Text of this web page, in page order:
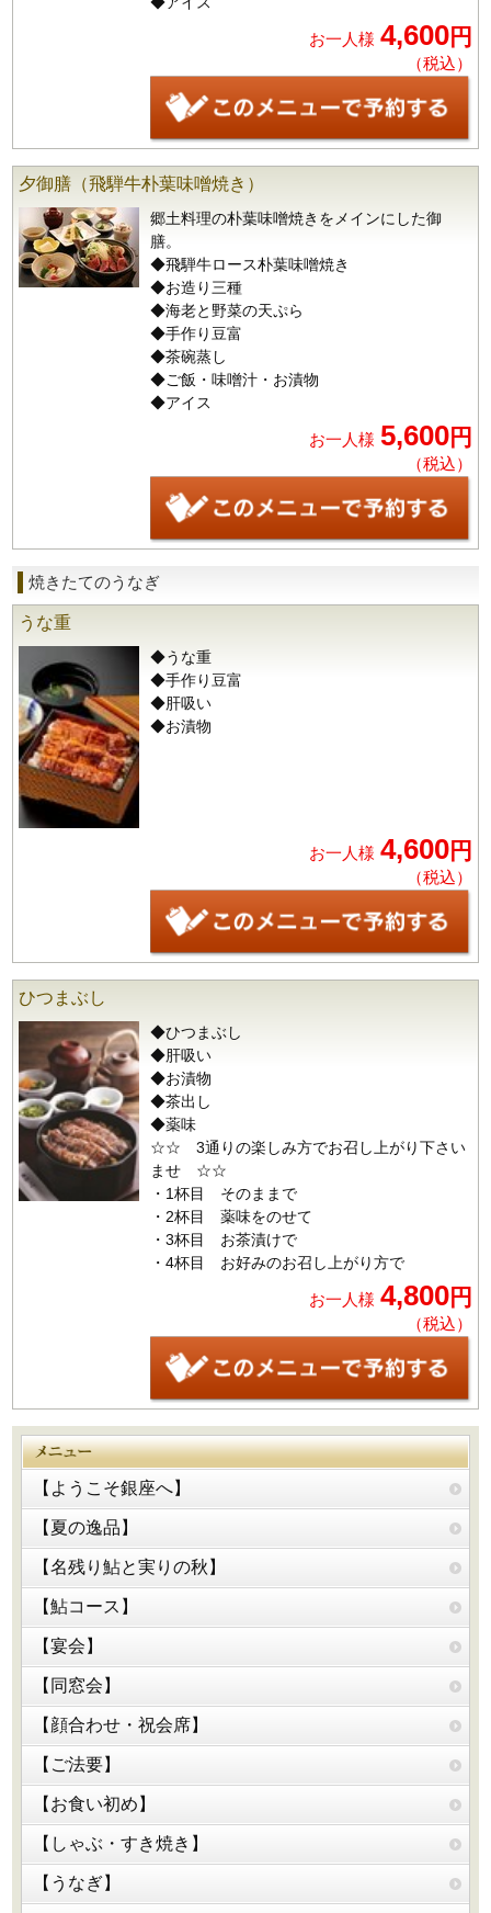
お一人様 4,600円
（税込）
夕御膳（飛騨牛朴葉味噌焼き）
郷土料理の朴葉味噌焼きをメインにした御
膳。
◆飛騨牛ロース朴葉味噌焼き
◆お造り三種
◆海老と野菜の天ぷら
◆手作り豆富
◆茶碗蒸し
◆ご飯・味噌汁・お漬物
◆アイス
お一人様 5,600円
（税込）
焼きたてのうなぎ
うな重
◆うな重
◆手作り豆富
◆肝吸い
◆お漬物
お一人様 4,600円
（税込）
ひつまぶし
◆ひつまぶし
◆肝吸い
◆お漬物
◆茶出し
◆薬味
☆☆ 3通りの楽しみ方でお召し上がり下さい
ませ ☆☆
・1杯目 そのままで
・2杯目 薬味をのせて
・3杯目 お茶漬けで
・4杯目 お好みのお召し上がり方で
お一人様 4,800円
（税込）
【ようこそ銀座へ】
【夏の逸品】
【名残り鮎と実りの秋】
【鮎コース】
【宴会】
【同窓会】
【顔合わせ・祝会席】
【ご法要】
【お食い初め】
【しゃぶ・すき焼き】
【うなぎ】